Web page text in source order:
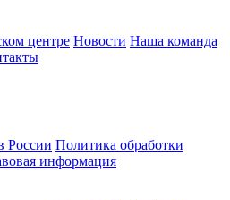
центре Новости Наша команда
России Политика обработки
информация